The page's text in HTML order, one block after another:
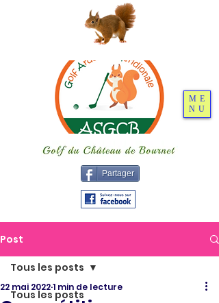
Partager
ME
NU
Post
Tous les posts
Tous les posts
22 mai 20221 min de lecture